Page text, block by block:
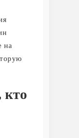
на
кто